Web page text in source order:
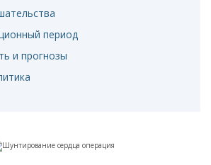
период
и прогнозы